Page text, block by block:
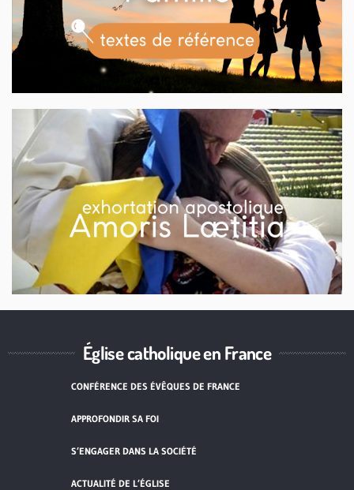
Église catholique en France
CONFÉRENCE DES ÉVÊQUES DE FRANCE
APPROFONDIR SA FOI
S’ENGAGER DANS LA SOCIÉTÉ
ACTUALITÉ DE L’ÉGLISE